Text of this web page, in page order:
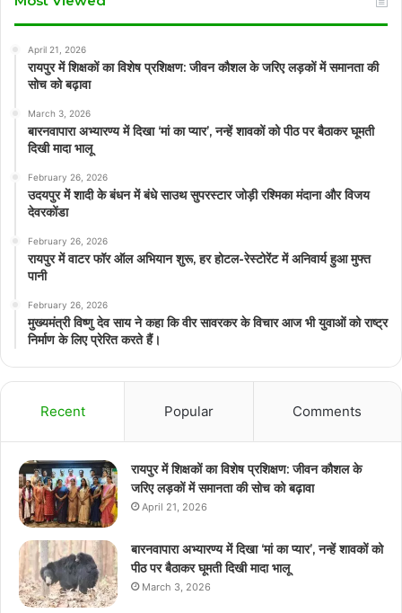
April 21, 2026
रायपुर में शिक्षकों का विशेष प्रशिक्षण: जीवन कौशल के जरिए लड़कों में समानता की
सोच को बढ़ावा
March 3, 2026
बारनवापारा अभ्यारण्य में दिखा ‘मां का प्यार’, नन्हें शावकों को पीठ पर बैठाकर घूमती
दिखी मादा भालू
February 26, 2026
उदयपुर में शादी के बंधन में बंधे साउथ सुपरस्टार जोड़ी रश्मिका मंदाना और विजय
देवरकोंडा
February 26, 2026
रायपुर में वाटर फॉर ऑल अभियान शुरू, हर होटल-रेस्टोरेंट में अनिवार्य हुआ मुफ्त
पानी
February 26, 2026
मुख्यमंत्री विष्णु देव साय ने कहा कि वीर सावरकर के विचार आज भी युवाओं को राष्ट्र
निर्माण के लिए प्रेरित करते हैं।
Recent Popular Comments
रायपुर में शिक्षकों का विशेष प्रशिक्षण: जीवन कौशल के
जरिए लड़कों में समानता की सोच को बढ़ावा
April 21, 2026
बारनवापारा अभ्यारण्य में दिखा ‘मां का प्यार’, नन्हें शावकों को
पीठ पर बैठाकर घूमती दिखी मादा भालू
March 3, 2026